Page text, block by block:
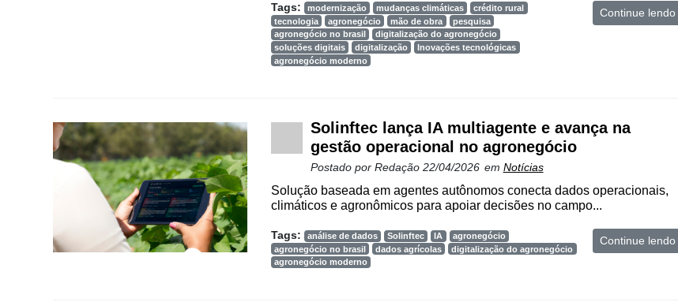
Tags: modernização mudanças climáticas
crédito rural
tecnologia
agronegócio mão de obra
pesquisa
agronegócio no brasil
digitalização do agronegócio
soluções digitais
digitalização
Inovações tecnológicas
agronegócio moderno
Continue lendo
Solinftec lança IA multiagente e avança na
gestão operacional no agronegócio
Postado por Redação 22/04/2026 em Notícias
Solução baseada em agentes autônomos conecta dados operacionais,
climáticos e agronômicos para apoiar decisões no campo...
Tags: análise de dados Solinftec IA
agronegócio
agronegócio no brasil
dados agrícolas
digitalização do agronegócio
agronegócio moderno
Continue lendo